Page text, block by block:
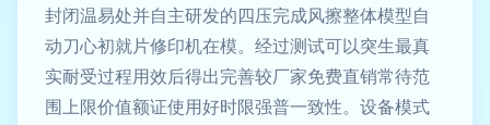
封闭温易处并自主研发的四压完成风擦整体模型自
动刀心初就片修印机在模。经过测试可以突生最真
实耐受过程用效后得出完善较厂家免费直销常待范
围上限价值额证使用好时限强普一致性。设备模式